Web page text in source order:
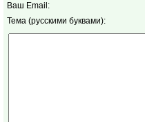
Ваш Email:
Тема (русскими буквами):